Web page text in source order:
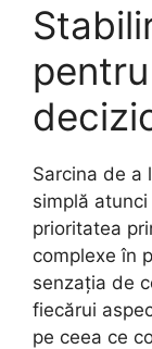
Sarcina de a
simplă
prioritatea
complexe în
senzația de
fiecărui
pe ceea ce